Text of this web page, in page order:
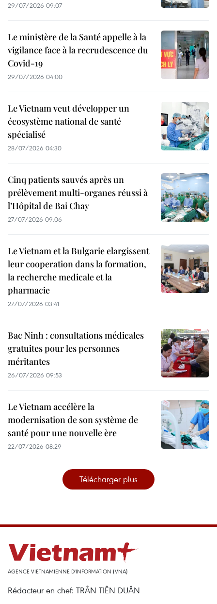
29/07/2026 09:07
Le ministère de la Santé appelle à la
vigilance face à la recrudescence du
Covid-19
29/07/2026 04:00
Le Vietnam veut développer un
écosystème national de santé
spécialisé
28/07/2026 04:30
Cinq patients sauvés après un
prélèvement multi-organes réussi à
l’Hôpital de Bai Chay
27/07/2026 09:06
Le Vietnam et la Bulgarie elargissent
leur cooperation dans la formation,
la recherche medicale et la
pharmacie
27/07/2026 03:41
Bac Ninh : consultations médicales
gratuites pour les personnes
méritantes
26/07/2026 09:53
Le Vietnam accélère la
modernisation de son système de
santé pour une nouvelle ère
22/07/2026 08:29
Télécharger plus
AGENCE VIETNAMIENNE D'INFORMATION (VNA)
Rédacteur en chef: TRÂN TIÊN DUÂN